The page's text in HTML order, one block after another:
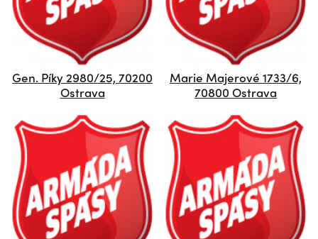
Gen. Píky 2980/25, 70200
Ostrava
Marie Majerové 1733/6,
70800 Ostrava